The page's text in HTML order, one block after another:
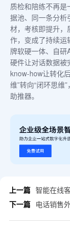
质检和陪练不再
据池、同一条分析
材，考核即提升，
作，变成了持续运
牌软硬一体、自
硬件让对话数据被
know-how让转化
维”转向“闭环思维
助推器。
上一篇
智能在线
下一篇
电话销售